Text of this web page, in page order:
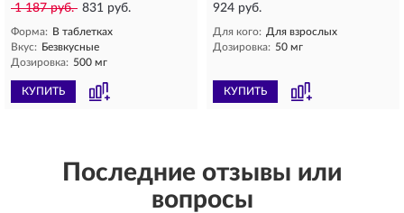
1 187 руб. 831 руб.
Форма: В таблетках
Вкус: Безвкусные
Дозировка: 500 мг
КУПИТЬ
924 руб.
Для кого: Для взрослых
Дозировка: 50 мг
КУПИТЬ
Последние отзывы или
вопросы